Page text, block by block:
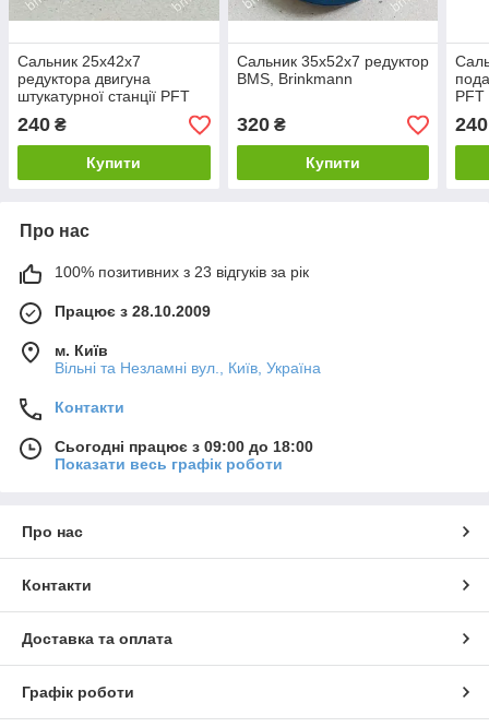
Сальник 25х42х7
редуктора двигуна
штукатурної станції PFT
240 ₴
Купити
Сальник 35х52х7 редуктор
BMS, Brinkmann
320₴
Купити
PFT
240
Про нас
100% позитивних з 23 відгуків за рік
Працює з 28.10.2009
м. Київ
Вільні та Незламні вул., Київ, Україна
Контакти
Сьогодні працює з 09:00 до 18:00
Показати весь графік роботи
Про нас
Контакти
Доставка та оплата
Графік роботи